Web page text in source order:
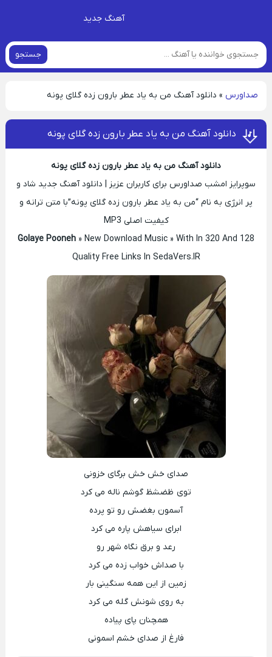
آهنگ جدید
جستجو
صداورس » دانلود آهنگ من به یاد عطر بارون زده گلای پونه
دانلود آهنگ من به یاد عطر بارون زده گلای پونه
دانلود آهنگ من به یاد عطر بارون زده گلای پونه
سوپرایز امشب صداورس برای کاربران عزیز | دانلود آهنگ جدید شاد و
پر انرژی به نام “من به یاد عطر بارون زده گلای پونه”با متن ترانه و
کیفیت اصلی MP3
» New Download Music » With In 320 And 128
Quality Free Links In SedaVers.IR
صدای خش خش برگای خزونی
توی ظضشظ گوشم ناله می کرد
آسمون بغضش رو تو پرده
ابرای سیاهش پاره می کرد
رعد و برق نگاه شهر رو
با صداش خواب زده می کرد
زمین از این همه سنگینی بار
به روی شونش گله می کرد
همچنان پای پیاده
فارغ از صدای خشم اسمونی